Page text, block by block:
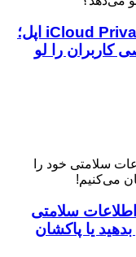
افشای نشت آدرس IP در iCloud Private Relay اپل؛
را لو
اطلاعات سلامتی
یا پاکشان